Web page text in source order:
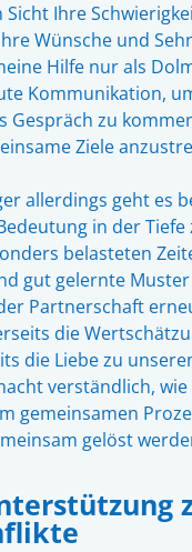
Sicht Ihre
Wünsche und
Hilfe nur als
Kommunikation,
Gespräch zu
Ziele
allerdings geht es
in der Tiefe
belasteten
gut gelernte
Partnerschaft
die
die Liebe zu
verständlich,
gemeinsamen
gelöst